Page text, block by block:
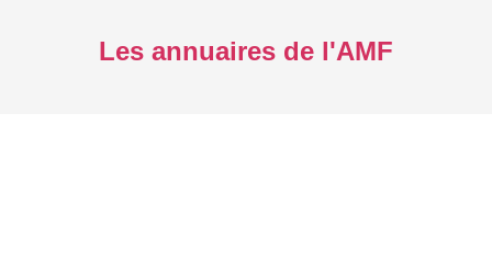
Les annuaires de l'AMF